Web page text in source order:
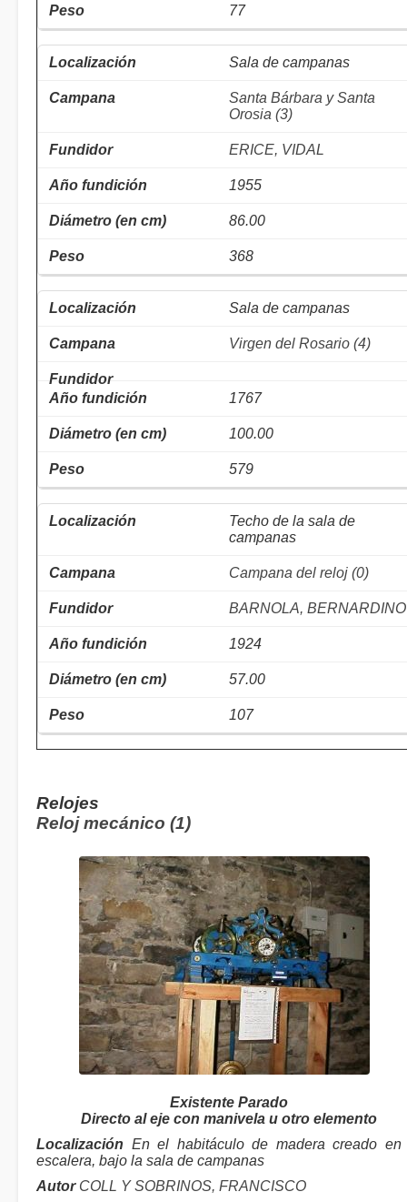
77
Sala de campanas
Santa Bárbara y Santa
Orosia (3)
ERICE, VIDAL
1955
86.00
368
Sala de campanas
Virgen del Rosario (4)
1767
100.00
579
Techo de la sala de
campanas
Campana del reloj (0)
BARNOLA, BERNARDINO
1924
57.00
107
Relojes
Reloj mecánico (1)
Existente Parado
Directo al eje con manivela u otro elemento
Localización En el habitáculo de madera creado en
escalera, bajo la sala de campanas
Autor COLL Y SOBRINOS, FRANCISCO